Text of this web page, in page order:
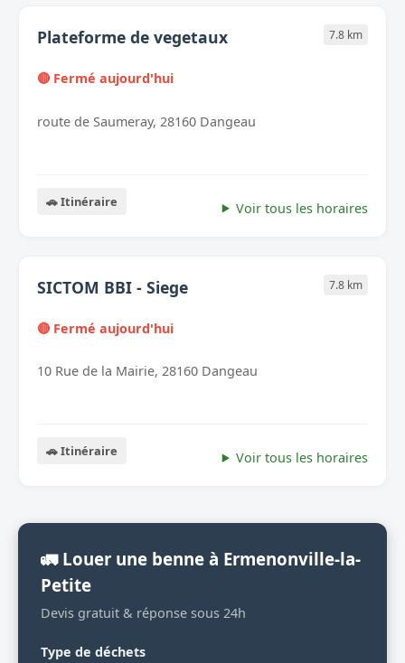
Plateforme de vegetaux 7.8 km
🔴 Fermé aujourd'hui
route de Saumeray, 28160 Dangeau
🚗 Itinéraire Voir tous les horaires
SICTOM BBI - Siege 7.8 km
🔴 Fermé aujourd'hui
10 Rue de la Mairie, 28160 Dangeau
🚗 Itinéraire Voir tous les horaires
🚛 Louer une benne à Ermenonville-la-
Petite
Devis gratuit & réponse sous 24h
Type de déchets